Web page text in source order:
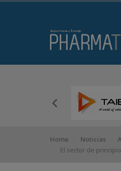
Home Noticias
El sector de